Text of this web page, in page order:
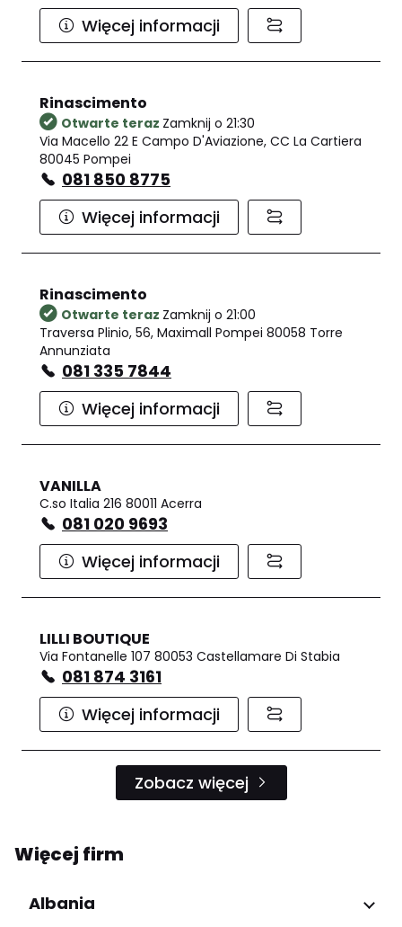
Więcej informacji
Rinascimento
Otwarte teraz Zamknij o 21:30
Via Macello 22 E Campo D'Aviazione, CC La Cartiera
80045 Pompei
081 850 8775
Więcej informacji
Rinascimento
Otwarte teraz Zamknij o 21:00
Traversa Plinio, 56, Maximall Pompei 80058 Torre
Annunziata
081 335 7844
Więcej informacji
VANILLA
C.so Italia 216 80011 Acerra
081 020 9693
Więcej informacji
LILLI BOUTIQUE
Via Fontanelle 107 80053 Castellamare Di Stabia
081 874 3161
Więcej informacji
Zobacz więcej
Więcej firm
Albania